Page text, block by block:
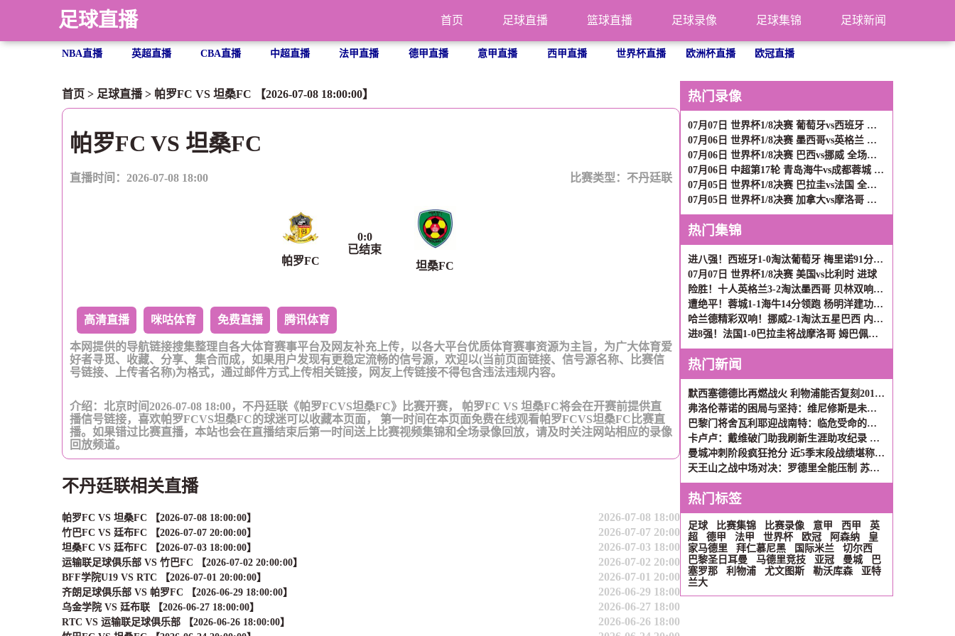
足球直播 首页 足球直播 篮球直播 足球录像 足球集锦 足球新闻
NBA直播 英超直播 CBA直播 中超直播 法甲直播 德甲直播 意甲直播 西甲直播 世界杯直播 欧洲杯直播 欧冠直播
首页 > 足球直播> 帕罗FC VS 坦桑FC 【2026-07-08 18:00:00】
帕罗FC VS 坦桑FC
直播时间：2026-07-08 18:00 比赛类型： 不丹廷联
帕罗FC
0:0
已结束
坦桑FC
高清直播 咪咕体育 免费直播 腾讯体育
本网提供的导航链接搜集整理自各大体育赛事平台及网友补充上传，以各大平台优质体育赛事资源为主旨，为广大体育爱
好者寻觅、收藏、分享、集合而成，如果用户发现有更稳定流畅的信号源，欢迎以(当前页面链接、信号源名称、比赛信
号链接、上传者名称)为格式，通过邮件方式上传相关链接，网友上传链接不得包含违法违规内容。
介绍：北京时间2026-07-08 18:00，不丹廷联《帕罗FCVS坦桑FC》比赛开赛， 帕罗FC VS 坦桑FC将会在开赛前提供直
播信号链接，喜欢帕罗FCVS坦桑FC的球迷可以收藏本页面， 第一时间在本页面免费在线观看帕罗FCVS坦桑FC比赛直
播。如果错过比赛直播，本站也会在直播结束后第一时间送上比赛视频集锦和全场录像回放，请及时关注网站相应的录像
回放频道。
不丹廷联相关直播
帕罗FC VS 坦桑FC 【2026-07-08 18:00:00】 2026-07-08 18:00
竹巴FC VS 廷布FC 【2026-07-07 20:00:00】 2026-07-07 20:00
坦桑FC VS 廷布FC 【2026-07-03 18:00:00】 2026-07-03 18:00
运输联足球俱乐部 VS 竹巴FC 【2026-07-02 20:00:00】 2026-07-02 20:00
BFF学院U19 VS RTC 【2026-07-01 20:00:00】 2026-07-01 20:00
齐朗足球俱乐部 VS 帕罗FC 【2026-06-29 18:00:00】 2026-06-29 18:00
乌金学院 VS 廷布联 【2026-06-27 18:00:00】 2026-06-27 18:00
RTC VS 运输联足球俱乐部 【2026-06-26 18:00:00】 2026-06-26 18:00
热门录像
07月07日 世界杯1/8决赛 葡萄牙vs西班牙 全场录像
07月06日 世界杯1/8决赛 墨西哥vs英格兰 全场录像
07月06日 世界杯1/8决赛 巴西vs挪威 全场录像
07月06日 中超第17轮 青岛海牛vs成都蓉城 全场录像
07月05日 世界杯1/8决赛 巴拉圭vs法国 全场录像
07月05日 世界杯1/8决赛 加拿大vs摩洛哥 全场录像
热门集锦
进八强！西班牙1-0淘汰葡萄牙 梅里诺91分钟绝杀41岁C罗最后一舞
07月07日 世界杯1/8决赛 美国vs比利时 进球
险胜！十人英格兰3-2淘汰墨西哥 贝林双响凯恩点射+送点宽萨直红
遭绝平！蓉城1-1海牛14分领跑 杨明洋建功杨聪救主 海牛仍倒数第3
哈兰德精彩双响！挪威2-1淘汰五星巴西 内马尔点射吉马良斯失点
进8强！法国1-0巴拉圭将战摩洛哥 姆巴佩点射杜埃造点主裁引争议
热门新闻
默西塞德德比再燃战火 利物浦能否复刻2017年三连胜辉煌？
弗洛伦蒂诺的困局与坚持：维尼修斯是未来，姆巴佩非议难理解
巴黎门将舍瓦利耶迎战南特：临危受命的救赎之战
卡卢卢：戴维破门助我刷新生涯助攻纪录 团队默契才是关键
曼城冲刺阶段疯狂抢分 近5季末段战绩堪称英超现象级
天王山之战中场对决：罗德里全能压制 苏维门迪独守拦截高地
热门标签
足球 比赛集锦 比赛录像 意甲 西甲
英
超
德甲 法甲 世界杯 欧冠 阿森纳
皇
家马德里
拜仁慕尼黑 国际米兰
切尔西
巴黎圣日耳曼
马德里竞技 亚冠 曼城
巴
塞罗那
利物浦 尤文图斯 勒沃库森
亚特
兰大